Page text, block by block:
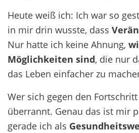
Heute weiß ich: Ich war so
in mir drin wusste, dass
Nur hatte ich keine Ahnung,
Möglichkeiten sind, die nur
das Leben einfacher zu
Wer sich gegen den
überrannt. Genau das ist mir
gerade ich als